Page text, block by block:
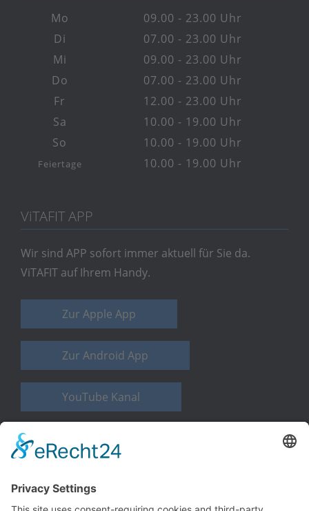
Mo
09.00 - 23.00 Uhr
Di
07.00 - 23.00 Uhr
Mi
09.00 - 23.00 Uhr
Do
07.00 - 23.00 Uhr
Fr
12.00 - 23.00 Uhr
Sa
10.00 - 19.00 Uhr
So
10.00 - 19.00 Uhr
Feiertage 10.00 - 19.00 Uhr
ViTAFIT APP
Wir sind APP sofort immer aktuell für Sie da.
ViTAFIT auf Ihrem Handy.
Zur Apple App
Zur Android App
YouTube Kanal
WELLNESS PUR